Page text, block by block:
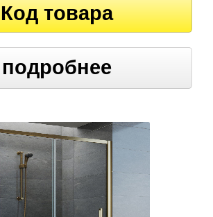
Код товара
подробнее